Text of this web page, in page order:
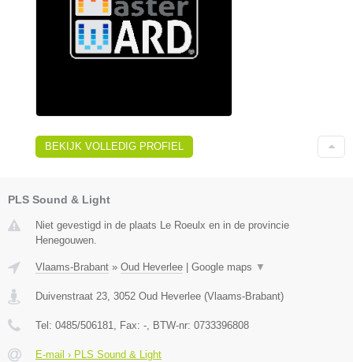
BEKIJK VOLLEDIG PROFIEL
PLS Sound & Light
Niet gevestigd in de plaats Le Roeulx en in de provincie
Henegouwen.
Vlaams-Brabant » Oud Heverlee Google maps ▼
Duivenstraat 23 3052 Oud Heverlee (Vlaams-Brabant)
Tel: 0485/506181 , Fax: - , BTW-nr: 0733396808
E-mail › PLS Sound & Light